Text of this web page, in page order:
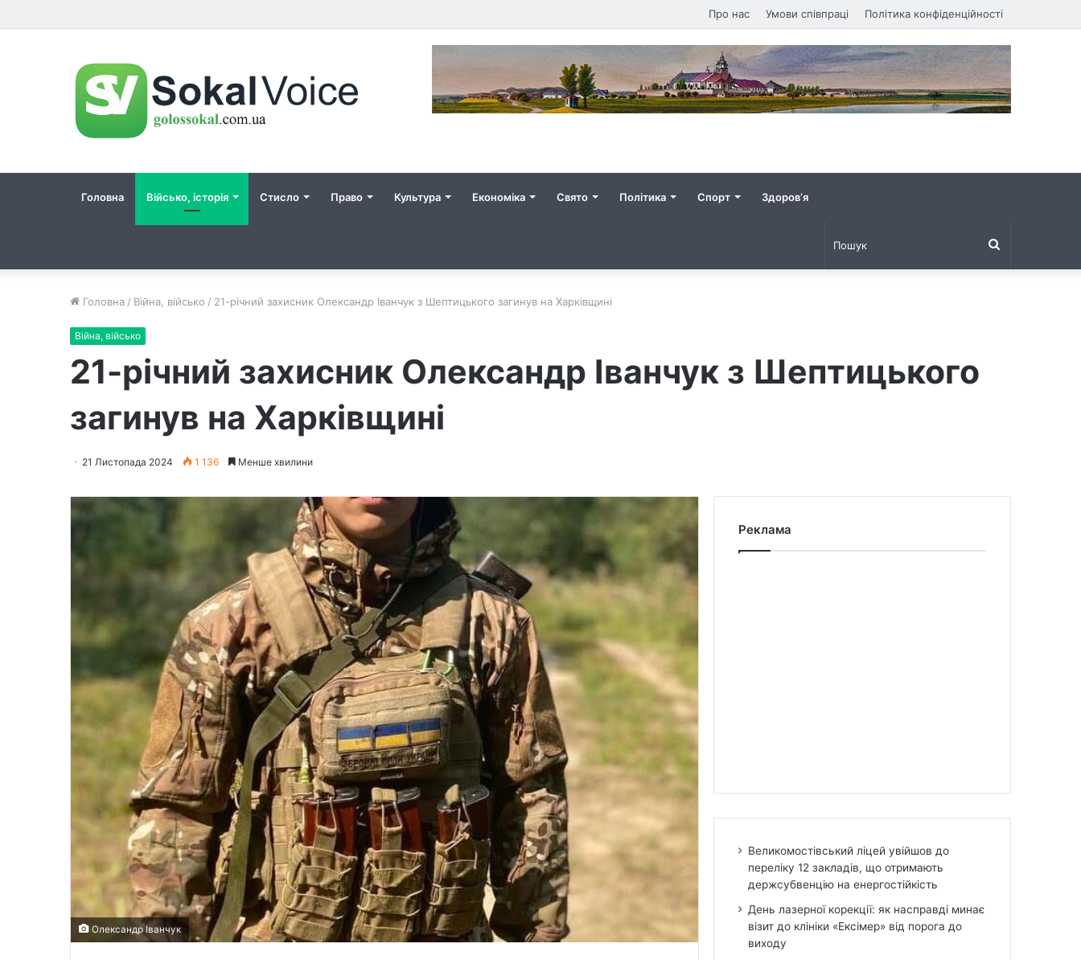
Про нас Умови співпраці Політика конфіденційності
Головна Військо, історія Стисло Право Культура Економіка Свято Політика Спорт Здоров’я
Головна / Війна, військо / 21-річний захисник Олександр Іванчук з Шептицького загинув на Харківщині
Війна, військо
21-річний захисник Олександр Іванчук з Шептицького
загинув на Харківщині
21 Листопада 2024 1 136 Менше хвилини
Олександр Іванчук
Реклама
Великомостівський ліцей увійшов до
переліку 12 закладів, що отримають
держсубвенцію на енергостійкість
День лазерної корекції: як насправді минає
візит до клініки «Ексімер» від порога до
виходу